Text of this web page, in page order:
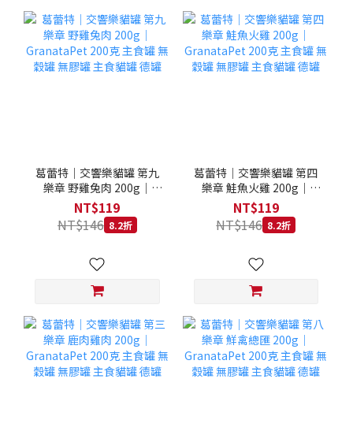
葛蕾特｜交響樂貓罐 第九
樂章 野雞兔肉 200g｜
GranataPet 200克 主食罐
無穀罐 無膠罐 主食貓罐 德
罐
NT$119
NT$146 8.2折
葛蕾特｜交響樂貓罐 第四
樂章 鮭魚火雞 200g｜
GranataPet 200克 主食罐
無穀罐 無膠罐 主食貓罐 德
罐
NT$119
NT$146 8.2折